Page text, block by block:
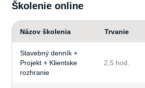
Školenie online
Názov školenia Trvanie
Stavebný denník +
Projekt + Klientske
rozhranie
2,5 hod.